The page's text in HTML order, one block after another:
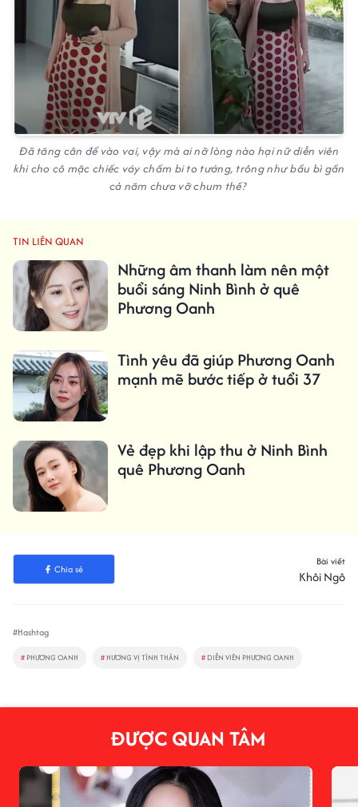
Đã tăng cân để vào vai, vậy mà ai nỡ lòng nào hại nữ diễn viên
khi cho cô mặc chiếc váy chấm bi to tướng, trông như bầu bì gần
cả năm chưa vỡ chum thế?
TIN LIÊN QUAN
Những âm thanh làm nên một
buổi sáng Ninh Bình ở quê
Phương Oanh
Tình yêu đã giúp Phương Oanh
mạnh mẽ bước tiếp ở tuổi 37
Vẻ đẹp khi lập thu ở Ninh Bình
quê Phương Oanh
Chia sẻ
Bài viết
Khôi Ngô
#Hashtag
# PHƯƠNG OANH # HƯƠNG VỊ TÌNH THÂN # DIỄN VIÊN PHƯƠNG OANH
ĐƯỢC QUAN TÂM